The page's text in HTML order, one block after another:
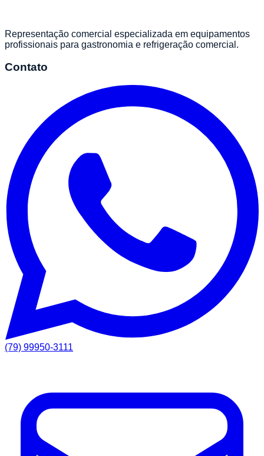
Representação comercial especializada em equipamentos
profissionais para gastronomia e refrigeração comercial.
Contato
(79) 99950-3111